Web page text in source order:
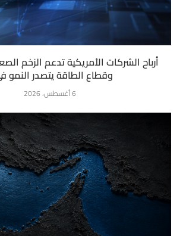
أرباح الشركات الأمريكية تدعم الزخم
وقطاع الطاقة يتصدر النمو
6 أغسطس، 2026